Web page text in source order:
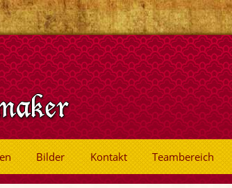
Bilder Kontakt Teambereich